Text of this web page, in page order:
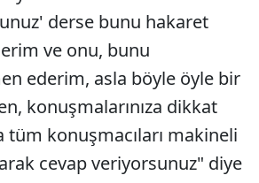
derse bunu hakaret
ve onu, bunu
ederim, asla böyle öyle bir
konuşmalarınıza dikkat
tüm konuşmacıları makineli
cevap veriyorsunuz" diye